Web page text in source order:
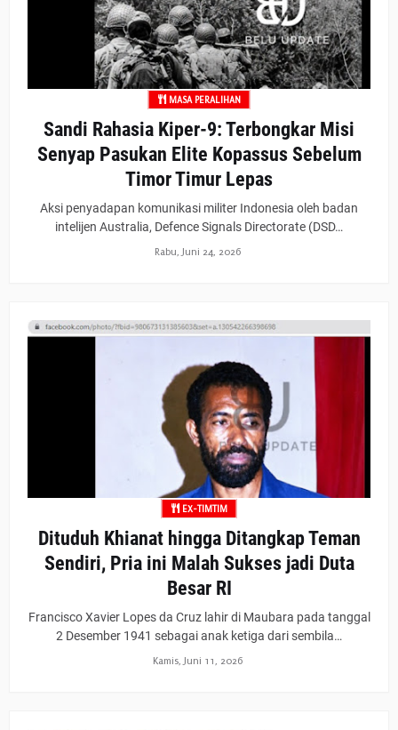
MASA PERALIHAN
Sandi Rahasia Kiper-9: Terbongkar Misi
Senyap Pasukan Elite Kopassus Sebelum
Timor Timur Lepas
Aksi penyadapan komunikasi militer Indonesia oleh badan
intelijen Australia, Defence Signals Directorate (DSD…
Rabu, Juni 24, 2026
EX-TIMTIM
Dituduh Khianat hingga Ditangkap Teman
Sendiri, Pria ini Malah Sukses jadi Duta
Besar RI
Francisco Xavier Lopes da Cruz lahir di Maubara pada tanggal
2 Desember 1941 sebagai anak ketiga dari sembila…
Kamis, Juni 11, 2026